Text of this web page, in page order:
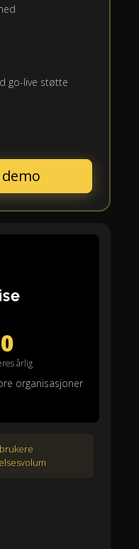
go-live støtte
årlig
organisasjoner